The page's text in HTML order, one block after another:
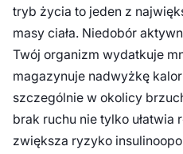
tryb życia to jeden z
masy ciała. Niedobór
Twój organizm wydatkuje
magazynuje nadwyżkę
szczególnie w okolicy
brak ruchu nie tylko ułatwia
zwiększa ryzyko